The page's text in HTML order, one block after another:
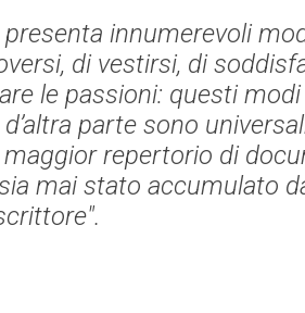
presenta innumerevoli
di vestirsi, di
le passioni: questi
parte sono
maggior repertorio di
mai stato accumulato